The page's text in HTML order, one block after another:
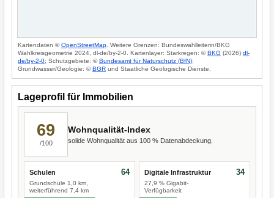
Kartendaten ©OpenStreetMap . Weitere Grenzen: Bundeswahlleiterin/BKG
Wahlkreisgeometrie 2024, dl-de/by-2-0. Kartenlayer: Starkregen: ©BKG (2026) dl-
de/by-2-0; Schutzgebiete: ©Bundesamt für Naturschutz (BfN);
Grundwasser/Geologie: ©BGR und Staatliche Geologische Dienste.
Lageprofil für Immobilien
69
/100
Wohnqualität-Index
solide Wohnqualität aus 100 % Datenabdeckung.
Schulen
Grundschule 1,0 km,
weiterführend 7,4 km
64 Digitale Infrastruktur
27,9 % Gigabit-
Verfügbarkeit
34